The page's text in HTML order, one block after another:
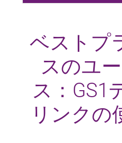
ベストプ
スのユ
ス：GS1
リンクの